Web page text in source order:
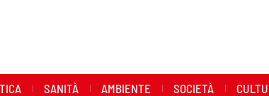
SANITÀ AMBIENTE SOCIETÀ